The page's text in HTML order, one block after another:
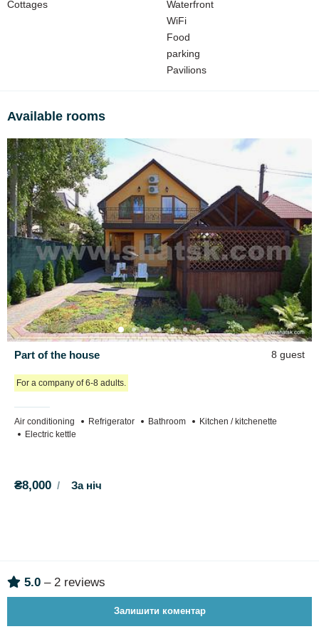
cauldron,
meals (home cooking on request).
Cottages
Waterfront
WiFi
Food
parking
Pavilions
Available rooms
Part of the house 8 guest
For a company of 6-8 adults.
Air conditioning Refrigerator Bathroom
Kitchen / kitchenette
Electric kettle
₴8,000 За ніч
5.0 – 2 reviews
Залишити коментар